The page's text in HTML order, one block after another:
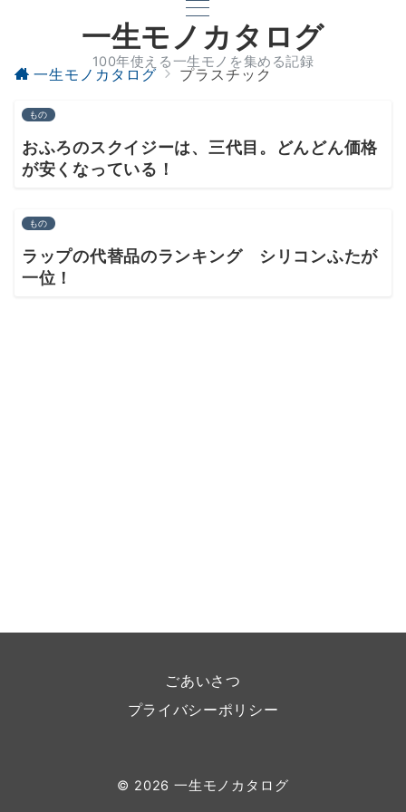
一生モノカタログ
100年使える一生モノを集める記録
一生モノカタログ プラスチック
もの
おふろのスクイジーは、三代目。どんどん価格
が安くなっている！
もの
ラップの代替品のランキング シリコンふたが
一位！
ごあいさつ
プライバシーポリシー
© 2026一生モノカタログ